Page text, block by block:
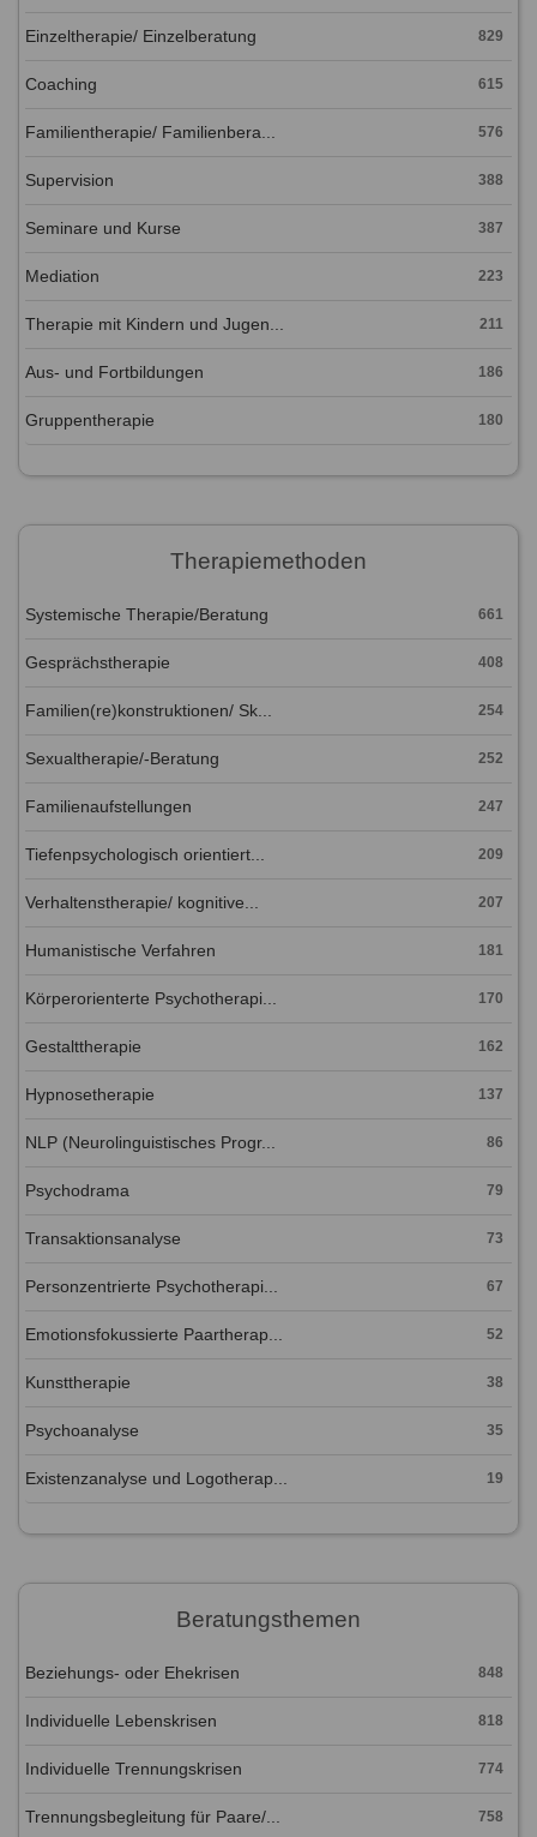
Einzeltherapie/ Einzelberatung 829
Coaching 615
Familientherapie/ Familienbera... 576
Supervision 388
Seminare und Kurse 387
Mediation 223
Therapie mit Kindern und Jugen... 211
Aus- und Fortbildungen 186
Gruppentherapie 180
Therapiemethoden
Systemische Therapie/Beratung 661
Gesprächstherapie 408
Familien(re)konstruktionen/ Sk... 254
Sexualtherapie/-Beratung 252
Familienaufstellungen 247
Tiefenpsychologisch orientiert... 209
Verhaltenstherapie/ kognitive... 207
Humanistische Verfahren 181
Körperorienterte Psychotherapi... 170
Gestalttherapie 162
Hypnosetherapie 137
NLP (Neurolinguistisches Progr... 86
Psychodrama 79
Transaktionsanalyse 73
Personzentrierte Psychotherapi... 67
Emotionsfokussierte Paartherap... 52
Kunsttherapie 38
Psychoanalyse 35
Existenzanalyse und Logotherap... 19
Beratungsthemen
Beziehungs- oder Ehekrisen 848
Individuelle Lebenskrisen 818
Individuelle Trennungskrisen 774
Trennungsbegleitung für Paare/... 758